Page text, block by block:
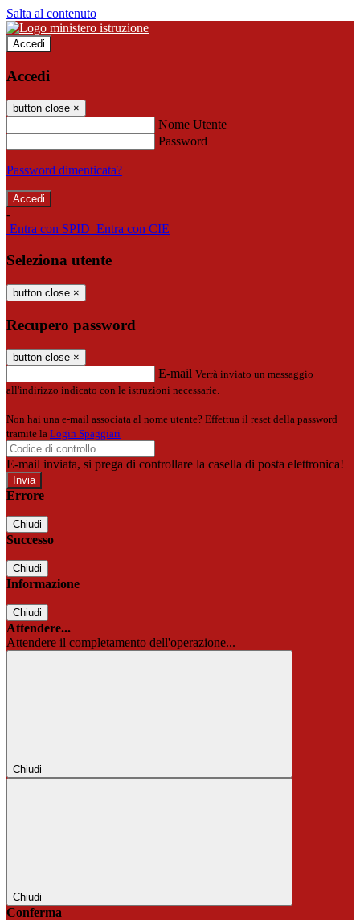
Salta al contenuto
Accedi
Accedi
button close ×
Nome Utente
Password
Password dimenticata?
-
Entra con SPID Entra con CIE
Seleziona utente
button close ×
Recupero password
button close ×
E-mail Verrà inviato un messaggio
all'indirizzo indicato con le istruzioni necessarie.
Non hai una e-mail associata al nome utente? Effettua il reset della password
tramite la Login Spaggiari
E-mail inviata, si prega di controllare la casella di posta elettronica!
Errore
Chiudi
Successo
Chiudi
Informazione
Chiudi
Attendere...
Attendere il completamento dell'operazione...
Chiudi
Chiudi
Conferma